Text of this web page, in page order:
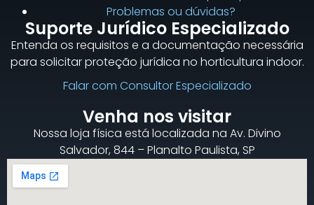
Problemas ou dúvidas?
Suporte Jurídico Especializado
Entenda os requisitos e a documentação necessária
para solicitar proteção jurídica no horticultura indoor.
Falar com Consultor Especializado
Venha nos visitar
Nossa loja física está localizada na Av. Divino
Salvador, 844 – Planalto Paulista, SP